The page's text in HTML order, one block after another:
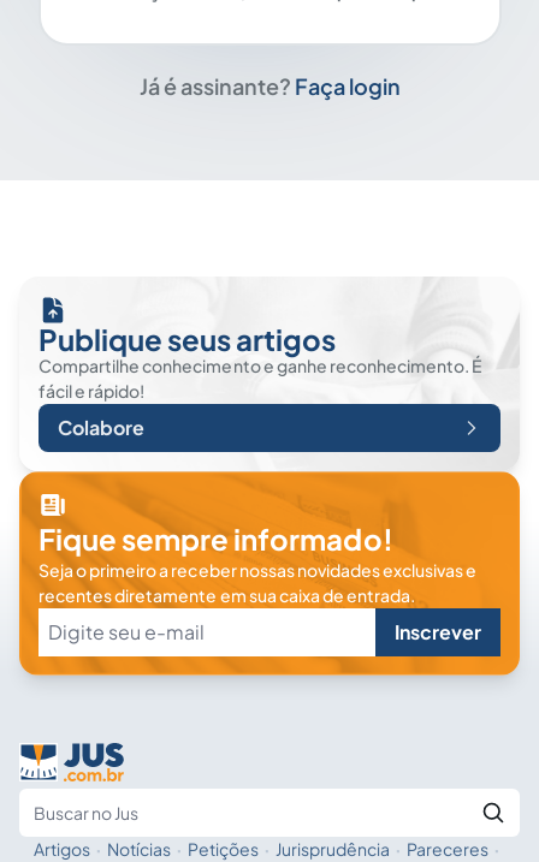
Já é assinante? Faça login
Publique seus artigos
Compartilhe conhecimento e ganhe reconhecimento. É
fácil e rápido!
Colabore
Fique sempre informado!
Seja o primeiro a receber nossas novidades exclusivas e
recentes diretamente em sua caixa de entrada.
Inscrever
Artigos · Notícias · Petições · Jurisprudência · Pareceres ·